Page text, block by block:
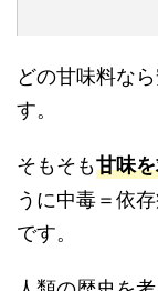
どの甘味料な
す。
そもそも甘味
うに中毒＝依
です。